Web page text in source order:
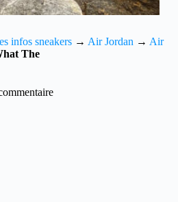
infos sneakers → Air Jordan → Air
The